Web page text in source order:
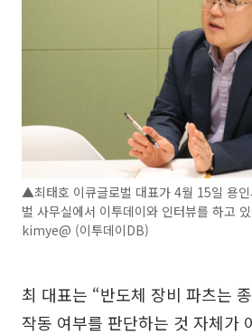
▲최태호 이큐글로벌 대표가 4월 15일 용
벌 사무실에서 이투데이와 인터뷰를 하고
kimye@ (이투데이DB)
최 대표는 “반도체 장비 파츠는
작동 여부를 판단하는 것 자체가